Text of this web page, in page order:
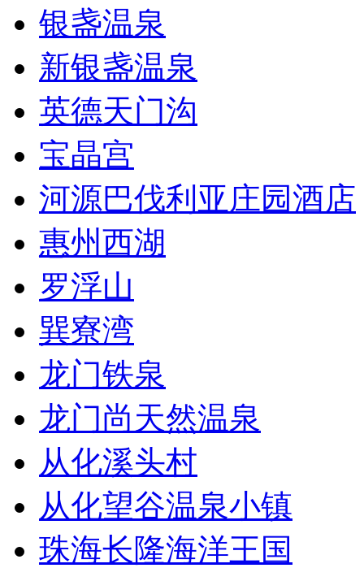
银盏温泉
新银盏温泉
英德天门沟
宝晶宫
河源巴伐利亚庄园酒店
惠州西湖
罗浮山
巽寮湾
龙门铁泉
龙门尚天然温泉
从化溪头村
从化望谷温泉小镇
珠海长隆海洋王国